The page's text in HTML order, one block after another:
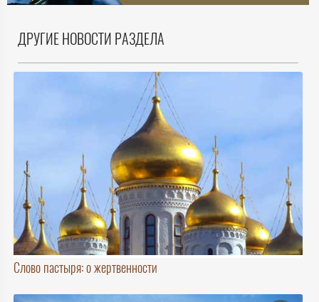
ДРУГИЕ НОВОСТИ РАЗДЕЛА
Слово пастыря: о жертвенности